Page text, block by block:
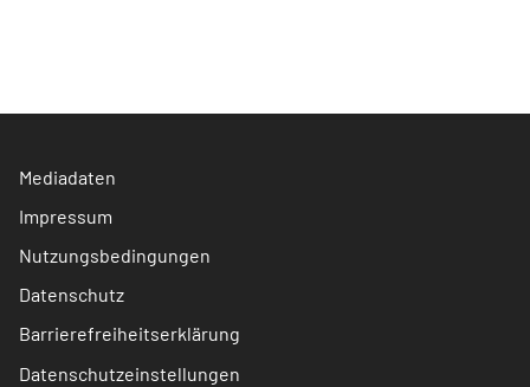
Mediadaten
Impressum
Nutzungsbedingungen
Datenschutz
Barrierefreiheitserklärung
Datenschutzeinstellungen